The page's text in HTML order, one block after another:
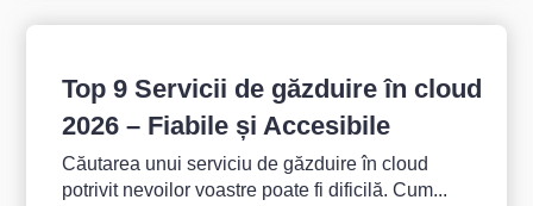
Top 9 Servicii de găzduire în cloud
2026 – Fiabile și Accesibile
Căutarea unui serviciu de găzduire în cloud
potrivit nevoilor voastre poate fi dificilă. Cum...